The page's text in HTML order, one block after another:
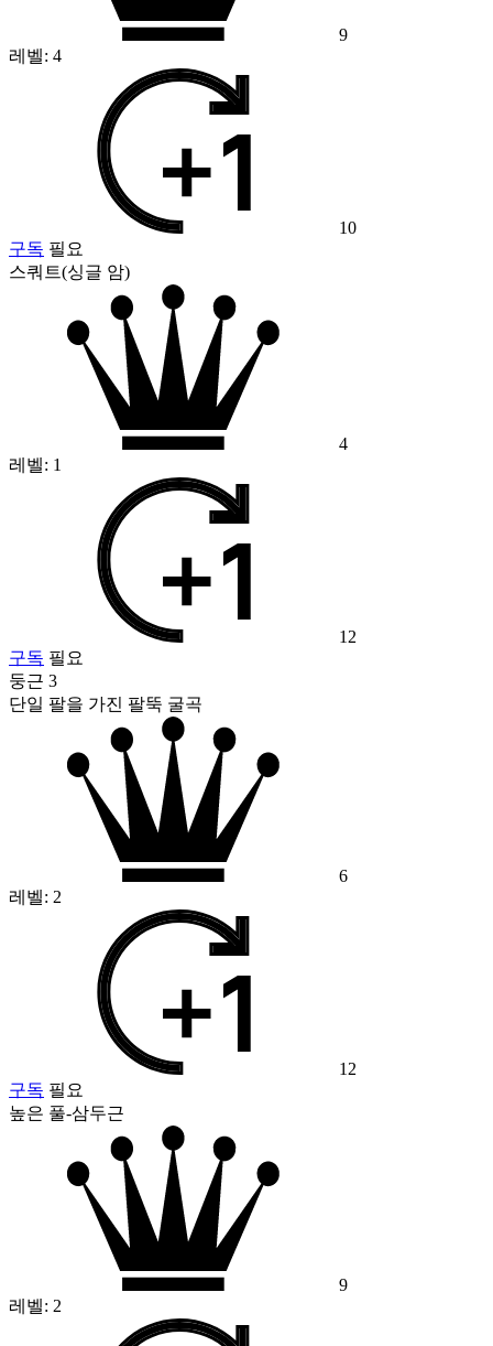
9
레벨: 4
10
구독 필요
스쿼트(싱글 암)
4
레벨: 1
12
구독 필요
둥근 3
단일 팔을 가진 팔뚝 굴곡
6
레벨: 2
12
구독 필요
높은 풀-삼두근
9
레벨: 2